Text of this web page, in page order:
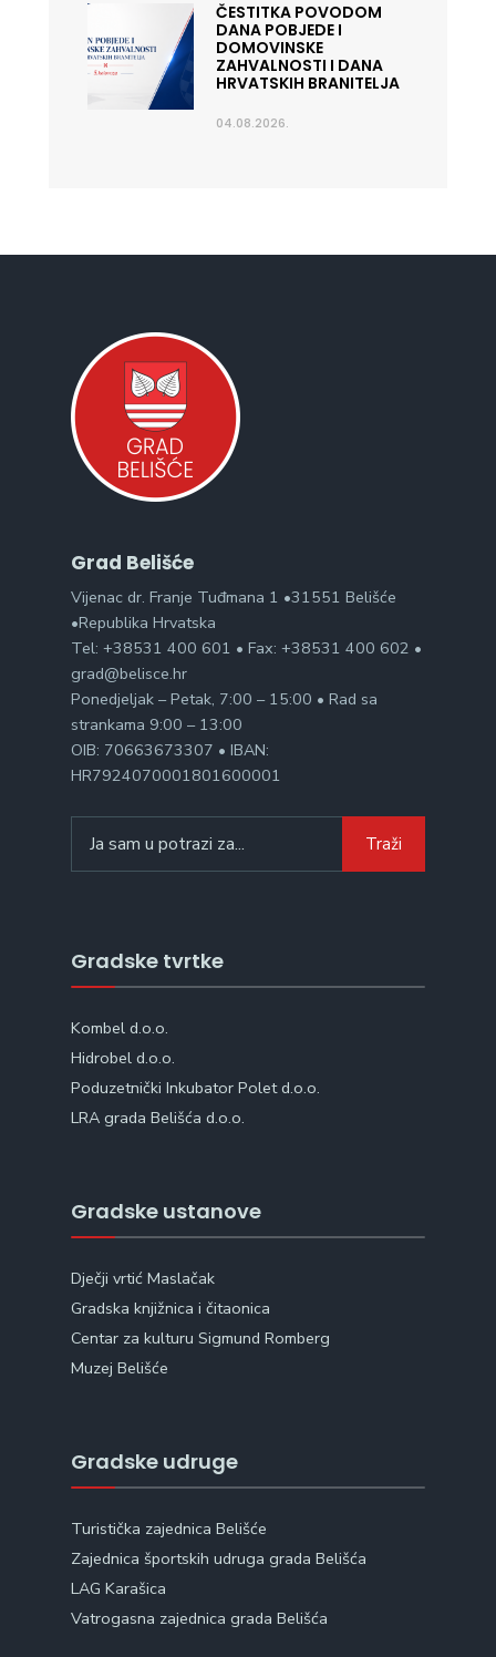
ČESTITKA POVODOM
DANA POBJEDE I
DOMOVINSKE
ZAHVALNOSTI I DANA
HRVATSKIH BRANITELJA
04.08.2026.
Grad Belišće
Vijenac dr. Franje Tuđmana 1 •31551 Belišće
•Republika Hrvatska
Tel: +38531 400 601 • Fax: +38531 400 602 •
grad@belisce.hr
Ponedjeljak – Petak, 7:00 – 15:00 • Rad sa
strankama 9:00 – 13:00
OIB: 70663673307 • IBAN:
HR7924070001801600001
for:
Traži
Gradske tvrtke
Kombel d.o.o.
Hidrobel d.o.o.
Poduzetnički Inkubator Polet d.o.o.
LRA grada Belišća d.o.o.
Gradske ustanove
Dječji vrtić Maslačak
Gradska knjižnica i čitaonica
Centar za kulturu Sigmund Romberg
Muzej Belišće
Gradske udruge
Turistička zajednica Belišće
Zajednica športskih udruga grada Belišća
LAG Karašica
Vatrogasna zajednica grada Belišća